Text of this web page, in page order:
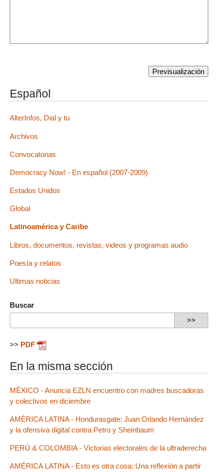
Español
AlterInfos, Dial y tu
Archivos
Convocatorias
Democracy Now! - En español (2007-2009)
Estados Unidos
Global
Latinoamérica y Caribe
Libros, documentos, revistas, videos y programas audio
Poesía y relatos
Ultimas noticias
Buscar
>> PDF
En la misma sección
MÉXICO - Anuncia EZLN encuentro con madres buscadoras
y colectivos en diciembre
AMÉRICA LATINA - Hondurasgate: Juan Orlando Hernández
y la ofensiva digital contra Petro y Sheinbaum
PERÚ & COLOMBIA - Victorias electorales de la ultraderecha
AMÉRICA LATINA - Esto es otra cosa: Una reflexión a partir